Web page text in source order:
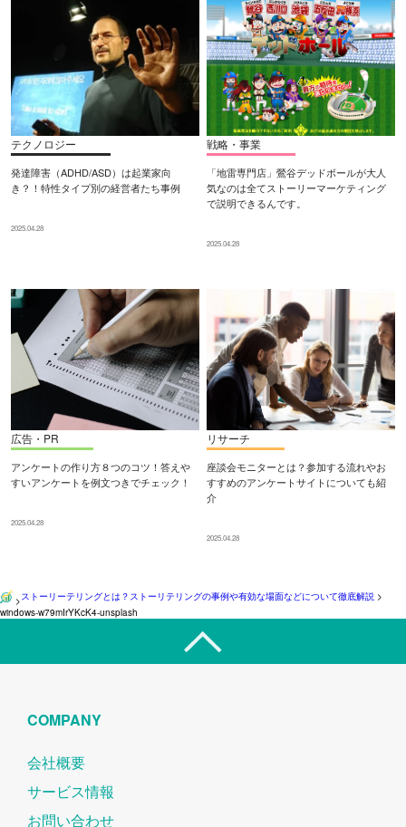
テクノロジー
発達障害（ADHD/ASD）は起業家向
き？！特性タイプ別の経営者たち事例
2025.04.28
戦略・事業
「地雷専門店」鶯谷デッドボールが大人
気なのは全てストーリーマーケティング
で説明できるんです。
2025.04.28
広告・PR
アンケートの作り方８つのコツ！答えや
すいアンケートを例文つきでチェック！
2025.04.28
リサーチ
座談会モニターとは？参加する流れやお
すすめのアンケートサイトについても紹
介
2025.04.28
>ストーリーテリングとは？ストーリテリングの事例や有効な場面などについて徹底解説 >
windows-w79mIrYKcK4-unsplash
COMPANY
会社概要
サービス情報
お問い合わせ